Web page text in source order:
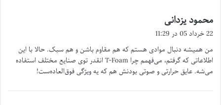
محمود یزدانی
ف
:
22 خرداد 05 در 11:29
من همیشه دنبال موادی هستم که هم مقاوم باشن و هم سبک. حالا با این
اطلاعاتی که گرفتم، می‌فهمم چرا T-Foam انقدر توی صنایع مختلف استفاده
می‌شه. عایق حرارتی و صوتی بودنش هم که یه ویژگی فوق‌العاده‌ست!